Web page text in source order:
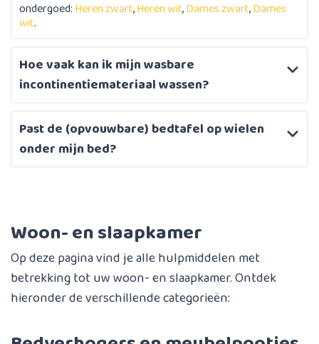
ondergoed: Heren zwart,Heren wit,Dames zwart,Dames
wit.
Hoe vaak kan ik mijn wasbare
incontinentiemateriaal wassen?
Past de (opvouwbare) bedtafel op wielen
onder mijn bed?
Woon- en slaapkamer
Op deze pagina vind je alle hulpmiddelen met
betrekking tot uw woon- en slaapkamer. Ontdek
hieronder de verschillende categorieën: